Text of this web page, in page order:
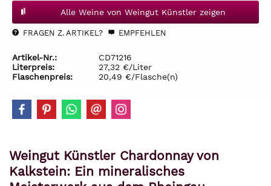
Alle Weine von Weingut Künstler zeigen
FRAGEN Z. ARTIKEL? EMPFEHLEN
Artikel-Nr.:
CD71216
Literpreis:
27,32 €/Liter
Flaschenpreis:
20,49 €/Flasche(n)
Weingut Künstler Chardonnay von
Kalkstein: Ein mineralisches